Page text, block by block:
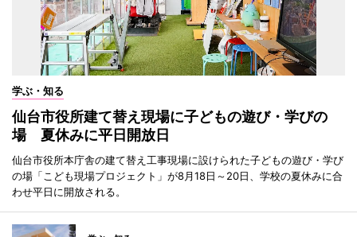
学ぶ・知る
仙台市役所建て替え現場に子どもの遊び・学びの
場 夏休みに平日開放日
仙台市役所本庁舎の建て替え工事現場に設けられた子どもの遊び・学び
の場「こども現場プロジェクト」が8月18日～20日、学校の夏休みに合
わせ平日に開放される。